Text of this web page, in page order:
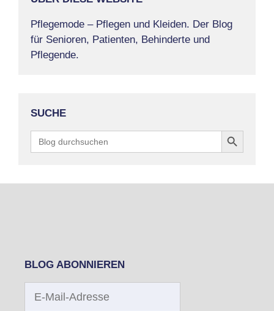
Pflegemode – Pflegen und Kleiden. Der Blog
für Senioren, Patienten, Behinderte und
Pflegende.
SUCHE
Search
for:
Search Button
BLOG ABONNIEREN
Mail-